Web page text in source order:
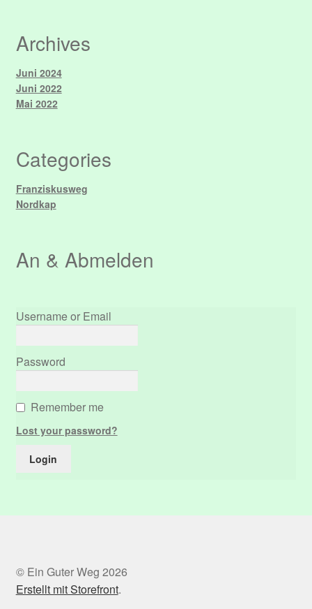
Archives
Juni 2024
Juni 2022
Mai 2022
Categories
Franziskusweg
Nordkap
An & Abmelden
Username or Email
Password
Remember me
Lost your password?
© Ein Guter Weg 2026
Erstellt mit Storefront.